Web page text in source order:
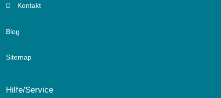
Kontakt
Blog
Sitemap
Hilfe/Service